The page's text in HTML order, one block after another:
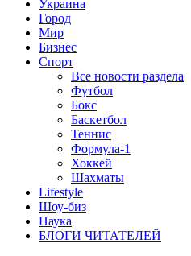
Украина
Город
Мир
Бизнес
Спорт
Все новости раздела
Футбол
Бокс
Баскетбол
Теннис
Формула-1
Хоккей
Шахматы
Lifestyle
Шоу-биз
Наука
БЛОГИ ЧИТАТЕЛЕЙ